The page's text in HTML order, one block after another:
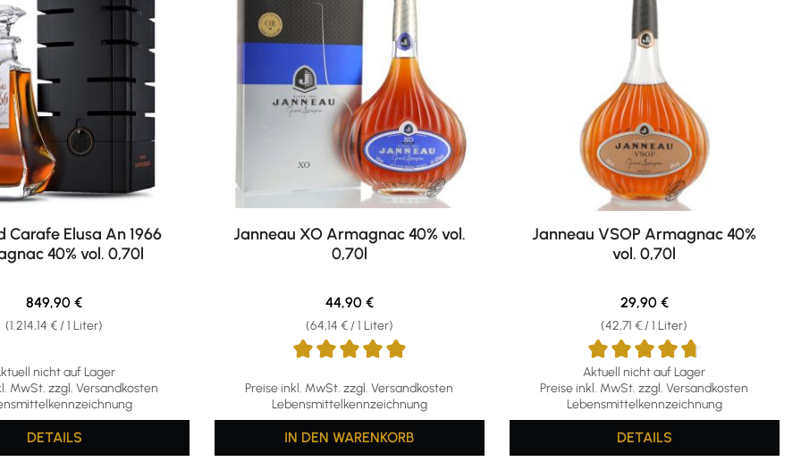
Carafe Elusa An 1966
40% vol. 0,70l
nicht auf Lager
MwSt. zzgl. Versandkosten
(1.214,14 € / 1 Liter)
Regulärer Preis:
849,90 €
DETAILS
Janneau XO Armagnac 40% vol.
0,70l
Preise inkl. MwSt. zzgl. Versandkosten
Lebensmittelkennzeichnung
(64,14 € / 1 Liter)
Regulärer Preis:
44,90 €
IN DEN WARENKORB
Durchschnittliche Bewertung von 4.71 von
Janneau VSOP Armagnac 40%
vol. 0,70l
Aktuell nicht auf Lager
Preise inkl. MwSt. zzgl. Versandkosten
Lebensmittelkennzeichnung
(42,71 € / 1 Liter)
Regulärer Preis:
29,90 €
DETAILS